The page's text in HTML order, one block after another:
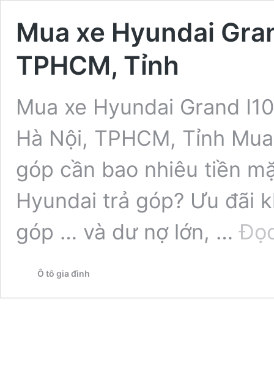
Mua xe Hyundai
TPHCM, Tỉnh
Mua xe Hyundai Grand
Hà Nội, TPHCM, Tỉnh
góp cần bao nhiêu tiền
Hyundai trả góp? Ưu đãi
góp … và dư nợ lớn, …
Ô tô gia đình